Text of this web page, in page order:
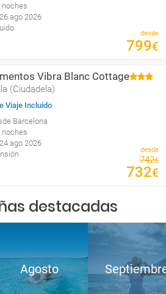
noches
ago 2026
desde
799€
Vibra Blanc Cottage
(Ciudadela)
Viaje Incluido
Barcelona
noches
ago 2026
desde
742€
732€
destacadas
Agosto